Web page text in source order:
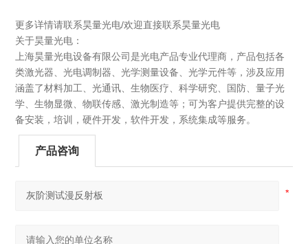
更多详情请联系昊量光电/欢迎直接联系昊量光电
关于昊量光电：
上海昊量光电设备有限公司是光电产品专业代理商，产品包括各
类激光器、光电调制器、光学测量设备、光学元件等，涉及应用
涵盖了材料加工、光通讯、生物医疗、科学研究、国防、量子光
学、生物显微、物联传感、激光制造等；可为客户提供完整的设
备安装，培训，硬件开发，软件开发，系统集成等服务。
产品咨询